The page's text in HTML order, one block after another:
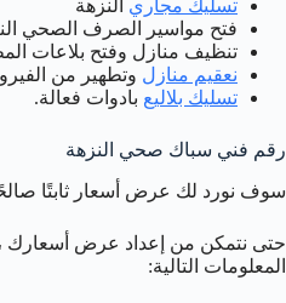
تسليك مجاري النزهة
فتح مواسير الصرف الصحي
تنظيف منازل وفتح بلاعات
نعقيم منازل وتطهير من
تسليك بلاليع بادوات فعالة.
رقم فني سباك صحي النزهة
سوف نورد لك عرض أسعار ثابتًا
حتى نتمكن من إعداد عرض
المعلومات التالية: